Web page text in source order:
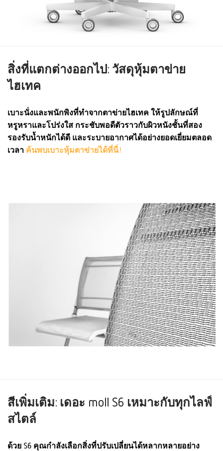
สิ่งที่แตกต่างออกไป: วัสดุหุ้มตาข่าย
ไฮเทค
เบาะนั่งและพนักพิงที่ทำจากตาข่ายไฮเทค ให้รูปลักษณ์ที่
หรูหราและโปร่งใส กระชับพอดีตัวราวกับผิวหนังชั้นที่สอง
รองรับน้ำหนักได้ดี และระบายอากาศได้อย่างยอดเยี่ยมตลอด
เวลา ค้นพบเบาะหุ้มตาข่ายได้ที่นี่!
สีเพิ่มเติม: เดอะ moll S6 เหมาะกับทุกไลฟ์
สไตล์
ด้วย S6 คุณกำลังเลือกสิ่งที่ปรับเปลี่ยนได้หลากหลายอย่าง